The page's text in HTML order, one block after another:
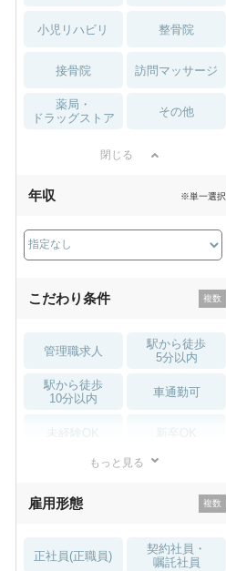
小児リハビリ 整骨院
接骨院 訪問マッサージ
薬局・
ドラッグストア
その他
閉じる
年収 ※単一選択
こだわり条件
管理職求人
駅から徒歩
5分以内
駅から徒歩
10分以内
車通勤可
住宅手当・補助
土日祝休 無資格 OK
もっと見る
雇用形態
正社員(正職員)
契約社員・
嘱託社員